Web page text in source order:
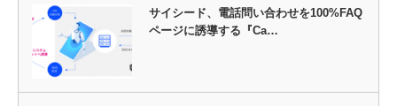
サイシード、電話問い合わせを100%FAQ
ページに誘導する『Ca…